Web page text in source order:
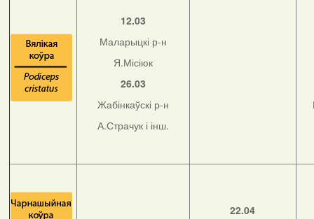
12.03
Маларыцкі р-н
Я.Місіюк
26.03
Жабінкаўскі р-н
А.Страчук і інш.
22.04